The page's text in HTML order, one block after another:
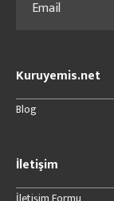
Kuruyemis.net
Blog
İletişim